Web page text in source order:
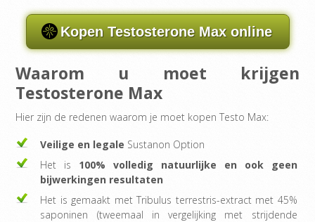
Kopen Testosterone Max online
Waarom u moet krijgen
Testosterone Max
Hier zijn de redenen waarom je moet kopen Testo Max:
Veilige en legale Sustanon Option
Het is 100% volledig natuurlijke en ook geen
bijwerkingen resultaten
Het is gemaakt met Tribulus terrestris-extract met 45%
saponinen (tweemaal in vergelijking met strijdende